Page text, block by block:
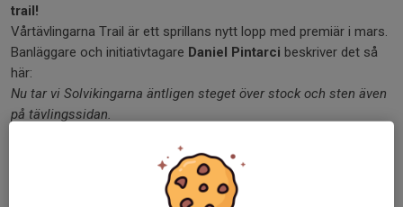
trail!
Vårtävlingarna Trail är ett sprillans nytt lopp med premiär i mars.
Banläggare och initiativtagare Daniel Pintarci beskriver det så
här:
Nu tar vi Solvikingarna äntligen steget över stock och sten även
på tävlingssidan.
grusväg i högt tempo för positionering – sedan tar stigen vid.
Via masten, Långvattnen, Bertilssons stuga och Odensvaletjärn
leds banan vidare på några av områdets mysigaste stigar, mot